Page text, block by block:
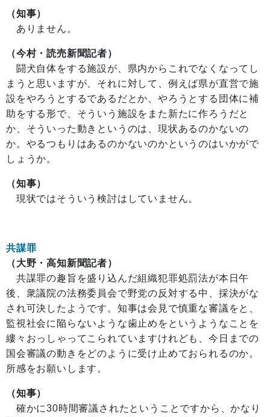
（知事）
ありません。
（今村・読売新聞記者）
闘犬自体をする施設が、県内からこれでなくなってし
まうと思いますが、それに対して、例えば県が直営で施
設をやろうとするであるだとか、やろうとする団体に補
助をする形で、そういう施設をまた新たに作ろうだと
か、そういった動きというのは、現状あるのかないの
か。やるつもりはあるのかないのかというのはいかがで
しょうか。
（知事）
現状ではそういう検討はしていません。
共謀罪
（大野・高知新聞記者）
共謀罪の趣旨を盛り込んだ組織犯罪処罰法が本日午
後、衆議院の法務委員会で野党の反対する中、採決がな
され可決したようです。知事は会見で慎重な審議をと、
監視社会に陥らないような歯止めをというようなことを
縷々おっしゃってこられていますけれども、今日までの
国会審議の動きをどのように受け止めておられるのか。
所感をお願いします。
（知事）
確かに30時間審議されたということですから、かなり